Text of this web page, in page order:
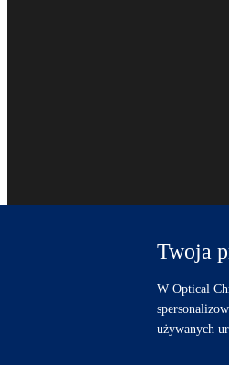
© 2025 Optical Christex –
Twoja
W Optical
używanych